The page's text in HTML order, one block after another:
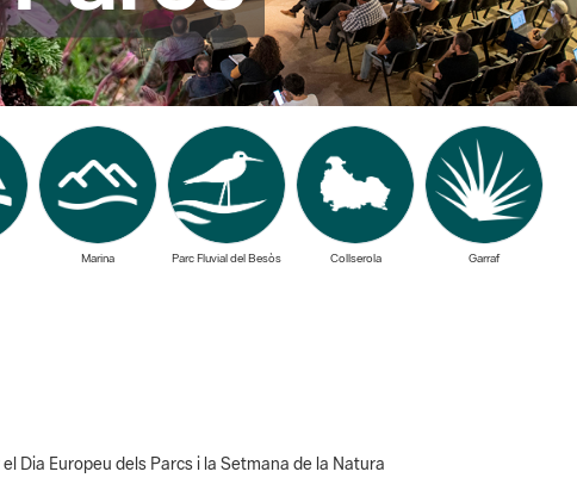
Marina Parc Fluvial del Besòs Collserola Garraf
Dia Europeu dels Parcs i la Setmana de la Natura